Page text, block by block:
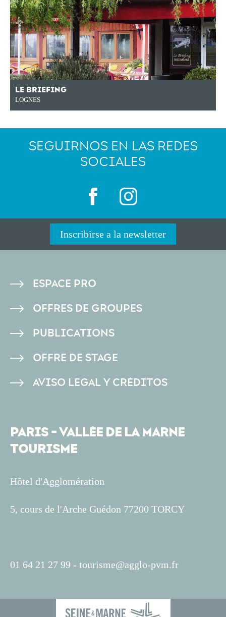
LE BRIEFING
LOGNES
SEGUIRNOS EN LAS REDES
SOCIALES
Inscribirse a la newsletter
PIED
DE
ESPACE PRO
OFFRES DE GROUPES
PUBLICATIONS
OFFRE DE STAGE
AVISO LEGAL Y CRÉDITOS
PARIS - VALLÉE DE LA MARNE
TOURISME
Hôtel d'Agglomération
5, cours de l'Arche Guédon 77200 TORCY
01 64 21 27 99 - tourisme@agglo-pvm.fr